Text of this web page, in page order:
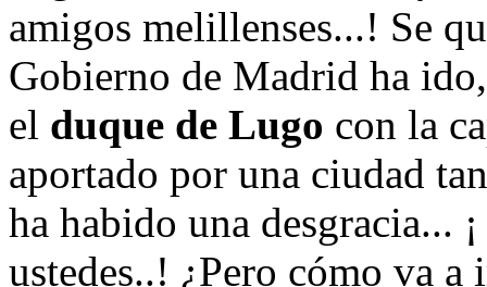
amigos melillenses...! Se
Gobierno de Madrid ha
el duque de Lugo con la
aportado por una ciudad
ha habido una desgracia...
ustedes..! ¿Pero cómo va